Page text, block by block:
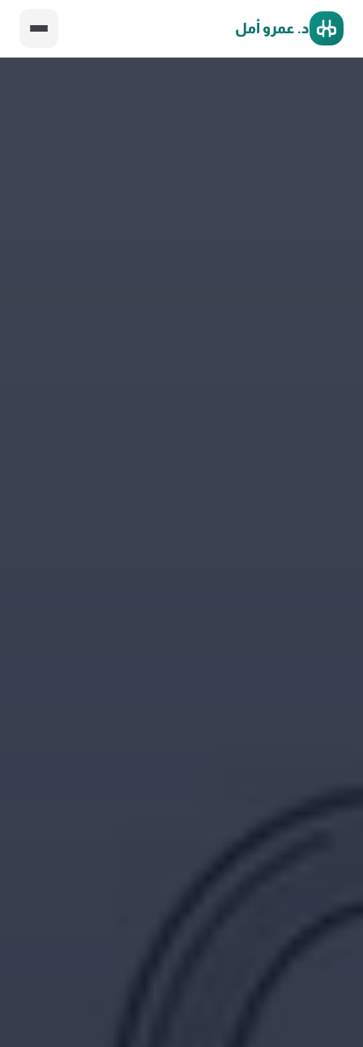
د. عمرو أمل